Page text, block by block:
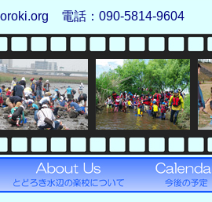
電話：090-5814-9604